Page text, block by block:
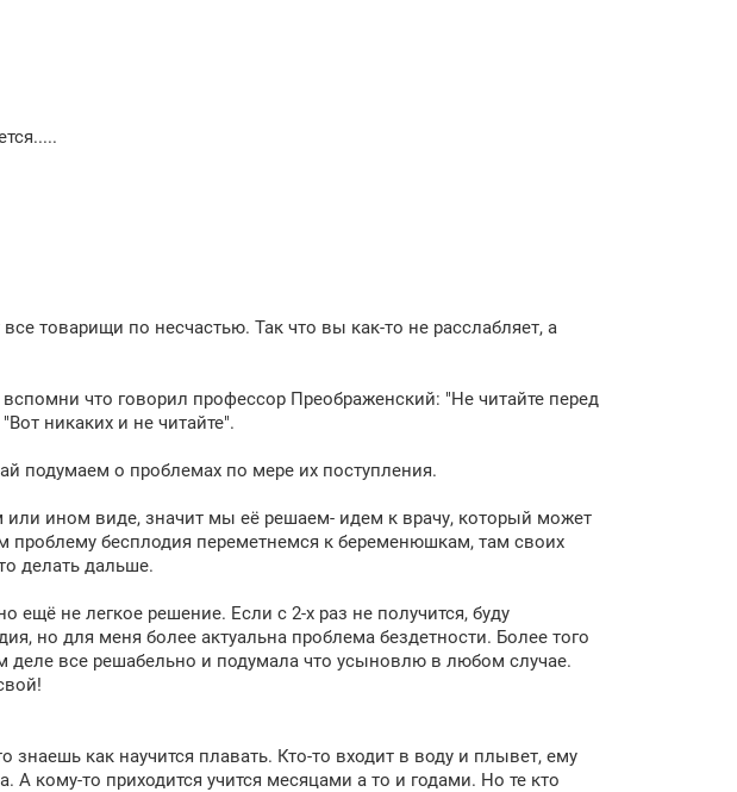
товарищи по несчастью. Так что вы как-то не расслабляет, а
что говорил профессор Преображенский: "Не читайте перед
никаких и не читайте".
подумаем о проблемах по мере их поступления.
или ином виде, значит мы её решаем- идем к врачу, который может
проблему бесплодия переметнемся к беременюшкам, там своих
делать дальше.
ещё не легкое решение. Если с 2-х раз не получится, буду
но для меня более актуальна проблема бездетности. Более того
деле все решабельно и подумала что усыновлю в любом случае.
как научится плавать. Кто-то входит в воду и плывет, ему
А кому-то приходится учится месяцами а то и годами. Но те кто